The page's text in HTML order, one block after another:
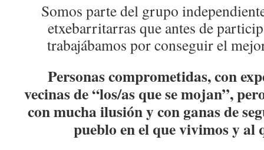
Somos parte del grupo
etxebarritarras que antes de
trabajábamos por conseguir el
Personas comprometidas, con
vecinas de “los/as que se mojan”,
con mucha ilusión y con ganas de
pueblo en el que vivimos y al